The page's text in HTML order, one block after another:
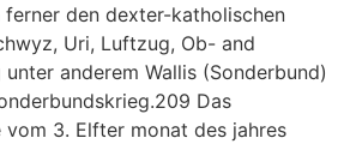
den dexter-katholischen
Uri, Luftzug, Ob- and
anderem Wallis (Sonderbund)
Das
3. Elfter monat des jahres